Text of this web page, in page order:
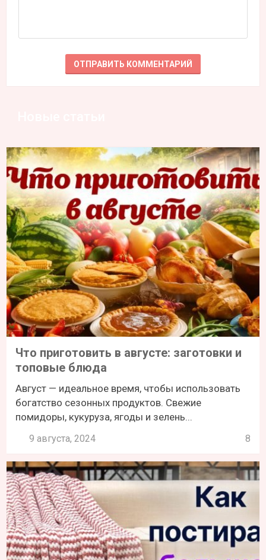
Что приготовить в августе: заготовки и
топовые блюда
Август — идеальное время, чтобы использовать
богатство сезонных продуктов. Свежие
помидоры, кукуруза, ягоды и зелень...
9 августа, 2024 8